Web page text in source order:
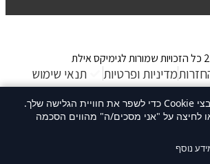
מדיניות ופרטיות תנאי שימוש
האתר נבנה ע״ קשת סטודיו
אנחנו משתמשים בקובצי Cookie כדי לשפר את חוויית הגלישה שלך.
לחיצה על "אני מסכים/ה" מהווים הסכמה
נוסף